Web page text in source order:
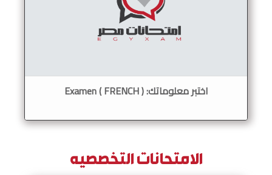
اختبر معلوماتك: Examen ( FRENCH )
الامتحانات التخصصيه